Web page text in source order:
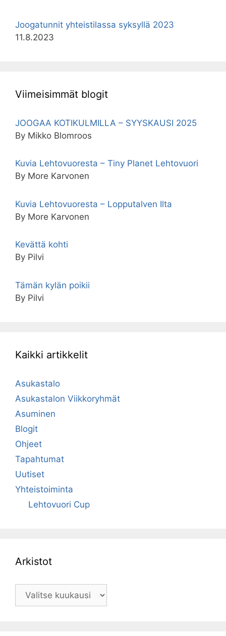
Joogatunnit yhteistilassa syksyllä 2023
11.8.2023
Viimeisimmät blogit
JOOGAA KOTIKULMILLA – SYYSKAUSI 2025
By Mikko Blomroos
Kuvia Lehtovuoresta – Tiny Planet Lehtovuori
By More Karvonen
Kuvia Lehtovuoresta – Lopputalven Ilta
By More Karvonen
Kevättä kohti
By Pilvi
Tämän kylän poikii
By Pilvi
Kaikki artikkelit
Asukastalo
Asukastalon Viikkoryhmät
Asuminen
Blogit
Ohjeet
Tapahtumat
Uutiset
Yhteistoiminta
Lehtovuori Cup
Arkistot
Arkistot